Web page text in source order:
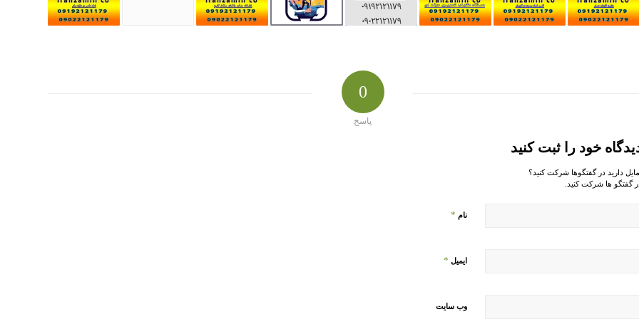
0
پاسخ
خود را ثبت کنید
دارید در گفتگوها شرکت کنید؟
گفتگو ها شرکت کنید.
نام *
ایمیل *
وب‌ سایت